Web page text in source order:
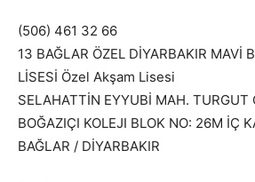
(506) 461 32 66
13 BAĞLAR ÖZEL DİYARBAKIR MAVİ
LİSESİ Özel Akşam Lisesi
SELAHATTİN EYYUBİ MAH. TURGUT
BOĞAZIÇI KOLEJI BLOK NO: 26M İÇ
BAĞLAR / DİYARBAKIR